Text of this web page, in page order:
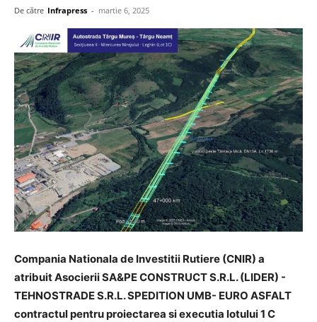
De către Infrapress - martie 6, 2025
Compania Nationala de Investitii Rutiere (CNIR) a
atribuit Asocierii SA&PE CONSTRUCT S.R.L. (LIDER) -
TEHNOSTRADE S.R.L. SPEDITION UMB- EURO ASFALT
contractul pentru proiectarea si executia lotului 1 C